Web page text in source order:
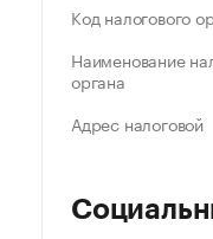
Код налогового
Наименование
органа
Адрес налоговой